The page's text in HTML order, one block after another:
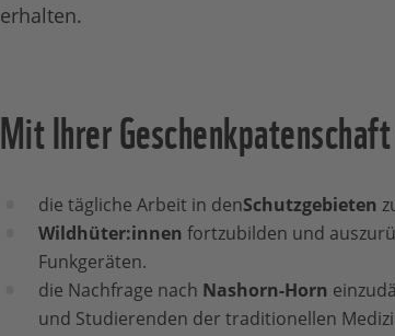
erhalten.
Mit Ihrer
die tägliche Arbeit in denSchutzgebieten
Wildhüter:innen fortzubilden und
Funkgeräten.
die Nachfrage nach Nashorn-Horn
und Studierenden der traditionellen